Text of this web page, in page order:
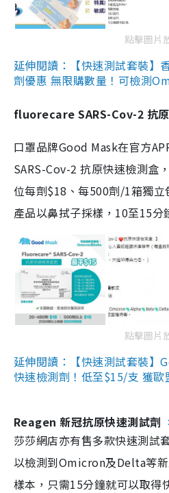
點擊圖片
延伸閱讀：【快速測試套裝】
劑優惠 無限購數量！可檢測
fluorecare SARS-Cov-2 抗
口罩品牌Good Mask在官方
SARS-Cov-2 抗原快速檢測盒
位每劑$18、每500劑/1箱獨立
產品以鼻拭子採樣，10至15分
點擊圖片
延伸閱讀：【快速測試套裝】
快速檢測劑！低至$15/支 獲歐
Reagen 新冠抗原快速測試劑
莎莎網店亦有售多款快速測試
以檢測到Omicron及Delta等
樣本，只需15分鐘就可以取得